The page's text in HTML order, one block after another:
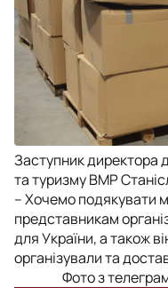
Заступник директора
та туризму ВМР
– Хочемо подякувати
представникам
для України, а також
організували та
Фото з